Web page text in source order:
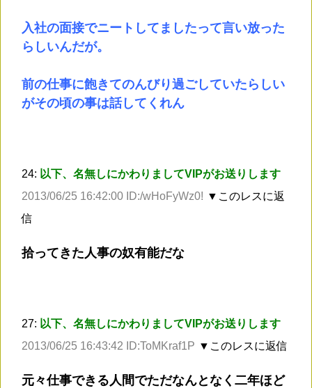
入社の面接でニートしてましたって言い放った
らしいんだが。
前の仕事に飽きてのんびり過ごしていたらしい
がその頃の事は話してくれん
24: 以下、名無しにかわりましてVIPがお送りします
2013/06/25 16:42:00 ID:/wHoFyWz0! ▼このレスに返
信
拾ってきた人事の奴有能だな
27: 以下、名無しにかわりましてVIPがお送りします
2013/06/25 16:43:42 ID:ToMKraf1P ▼このレスに返信
元々仕事できる人間でただなんとなく二年ほど